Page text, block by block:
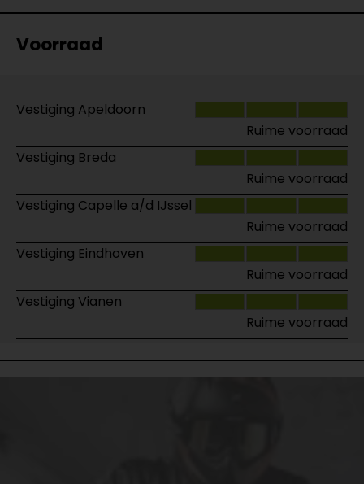
Voorraad
Vestiging Apeldoorn
Ruime voorraad
Vestiging Breda
Ruime voorraad
Vestiging Capelle a/d IJssel
Ruime voorraad
Vestiging Eindhoven
Ruime voorraad
Vestiging Vianen
Ruime voorraad